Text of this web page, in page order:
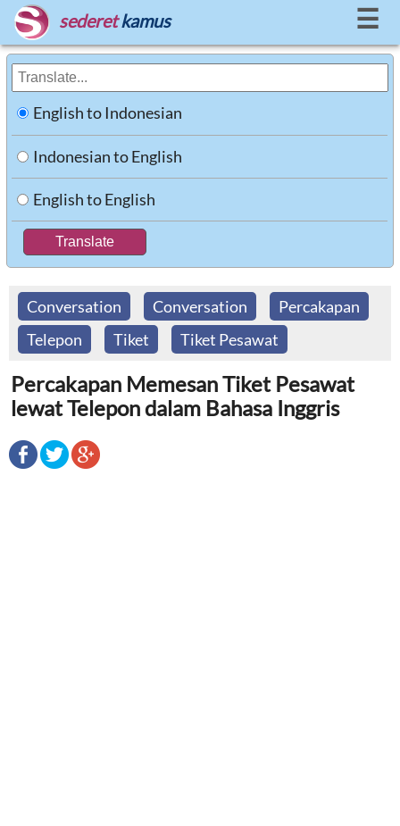
sederet kamus ☰
English to Indonesian
Indonesian to English
English to English
Conversation Conversation
Percakapan
Telepon
Tiket Tiket Pesawat
Percakapan Memesan Tiket Pesawat
lewat Telepon dalam Bahasa Inggris